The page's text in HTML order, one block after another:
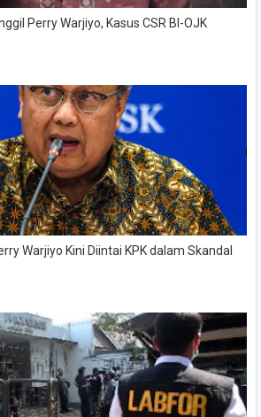
Perry Warjiyo, Kasus CSR BI-OJK
Warjiyo Kini Diintai KPK dalam Skandal